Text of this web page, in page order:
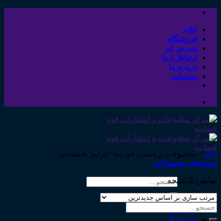
Skip
contentخانه
فروشگاه
پذیرش اثر
ارتباط با ما
درباره ما
پشتیبانی
جستجو
خانه
فروشگاه
پذیرش اثر
خانه /محصولات برچسب خورده “جرایم_اقتصادی”
دسته‌های محصولات
نمایش یک نتیجه
جستجو